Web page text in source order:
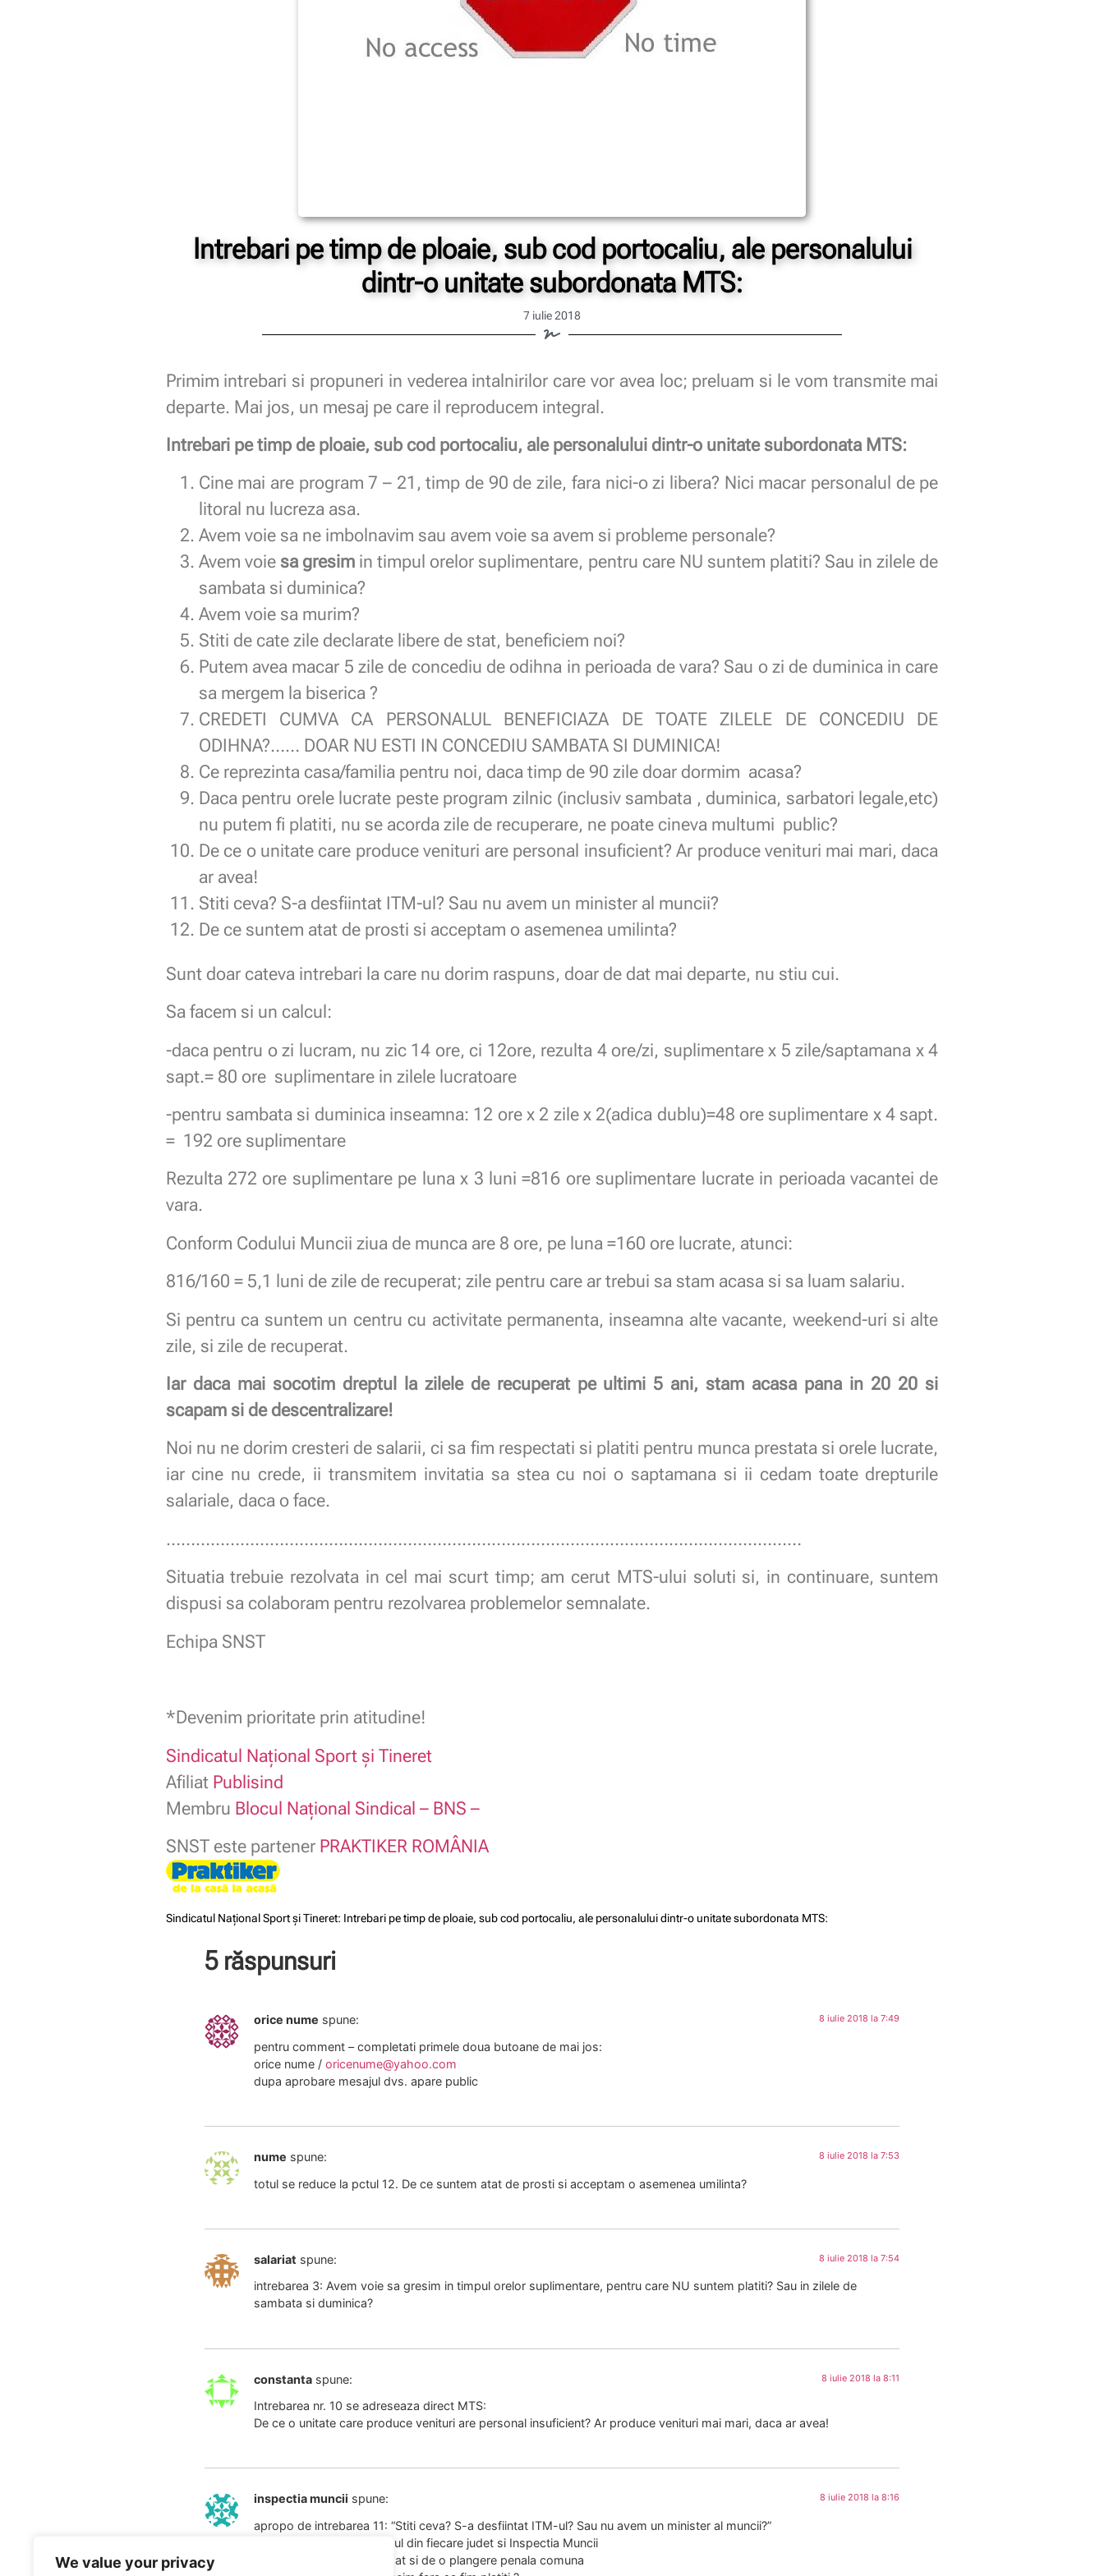
We value your privacy
Intrebari pe timp de ploaie, sub cod portocaliu, ale personalului
dintr-o unitate subordonata MTS:
7 iulie 2018
Primim intrebari si propuneri in vederea intalnirilor care vor avea loc; preluam si le vom transmite mai
departe. Mai jos, un mesaj pe care il reproducem integral.
Intrebari pe timp de ploaie, sub cod portocaliu, ale personalului dintr-o unitate subordonata MTS:
Cine mai are program 7 – 21, timp de 90 de zile, fara nici-o zi libera? Nici macar personalul de pe
litoral nu lucreza asa.
Avem voie sa ne imbolnavim sau avem voie sa avem si probleme personale?
Avem voie sa gresimin timpul orelor suplimentare, pentru care NU suntem platiti? Sau in zilele de
sambata si duminica?
Avem voie sa murim?
Stiti de cate zile declarate libere de stat, beneficiem noi?
Putem avea macar 5 zile de concediu de odihna in perioada de vara? Sau o zi de duminica in care
sa mergem la biserica ?
CREDETI CUMVA CA PERSONALUL BENEFICIAZA DE TOATE ZILELE DE CONCEDIU DE
ODIHNA?…… DOAR NU ESTI IN CONCEDIU SAMBATA SI DUMINICA!
Ce reprezinta casa/familia pentru noi, daca timp de 90 zile doar dormim acasa?
Daca pentru orele lucrate peste program zilnic (inclusiv sambata , duminica, sarbatori legale,etc)
nu putem fi platiti, nu se acorda zile de recuperare, ne poate cineva multumi public?
De ce o unitate care produce venituri are personal insuficient? Ar produce venituri mai mari, daca
ar avea!
Stiti ceva? S-a desfiintat ITM-ul? Sau nu avem un minister al muncii?
De ce suntem atat de prosti si acceptam o asemenea umilinta?
Sunt doar cateva intrebari la care nu dorim raspuns, doar de dat mai departe, nu stiu cui.
Sa facem si un calcul:
-daca pentru o zi lucram, nu zic 14 ore, ci 12ore, rezulta 4 ore/zi, suplimentare x 5 zile/saptamana x 4
sapt.= 80 ore suplimentare in zilele lucratoare
-pentru sambata si duminica inseamna: 12 ore x 2 zile x 2(adica dublu)=48 ore suplimentare x 4 sapt.
= 192 ore suplimentare
Rezulta 272 ore suplimentare pe luna x 3 luni =816 ore suplimentare lucrate in perioada vacantei de
vara.
Conform Codului Muncii ziua de munca are 8 ore, pe luna =160 ore lucrate, atunci:
816/160 = 5,1 luni de zile de recuperat; zile pentru care ar trebui sa stam acasa si sa luam salariu.
Si pentru ca suntem un centru cu activitate permanenta, inseamna alte vacante, weekend-uri si alte
zile, si zile de recuperat.
Iar daca mai socotim dreptul la zilele de recuperat pe ultimi 5 ani, stam acasa pana in 20 20 si
scapam si de descentralizare!
Noi nu ne dorim cresteri de salarii, ci sa fim respectati si platiti pentru munca prestata si orele lucrate,
iar cine nu crede, ii transmitem invitatia sa stea cu noi o saptamana si ii cedam toate drepturile
salariale, daca o face.
…………………………………………………………………………………………………………………
Situatia trebuie rezolvata in cel mai scurt timp; am cerut MTS-ului soluti si, in continuare, suntem
dispusi sa colaboram pentru rezolvarea problemelor semnalate.
Echipa SNST
*Devenim prioritate prin atitudine!
Sindicatul Naţional Sport şi Tineret
Afiliat Publisind
Membru Blocul Naţional Sindical – BNS –
SNST este partener PRAKTIKER ROMÂNIA
Sindicatul Național Sport și Tineret: Intrebari pe timp de ploaie, sub cod portocaliu, ale personalului dintr-o unitate subordonata MTS:
5 răspunsuri
orice nume spune: 8 iulie 2018 la 7:49
pentru comment – completati primele doua butoane de mai jos:
orice nume / oricenume@yahoo.com
dupa aprobare mesajul dvs. apare public
nume spune: 8 iulie 2018 la 7:53
totul se reduce la pctul 12. De ce suntem atat de prosti si acceptam o asemenea umilinta?
salariat spune: 8 iulie 2018 la 7:54
intrebarea 3: Avem voie sa gresim in timpul orelor suplimentare, pentru care NU suntem platiti? Sau in zilele de
sambata si duminica?
constanta spune: 8 iulie 2018 la 8:11
Intrebarea nr. 10 se adreseaza direct MTS:
De ce o unitate care produce venituri are personal insuficient? Ar produce venituri mai mari, daca ar avea!
inspectia muncii spune: 8 iulie 2018 la 8:16
apropo de intrebarea 11: “Stiti ceva? S-a desfiintat ITM-ul? Sau nu avem un minister al muncii?”
ar fi bine sa sesizam ITM ul din fiecare judet si Inspectia Muncii
era vorba la un moment dat si de o plangere penala comuna